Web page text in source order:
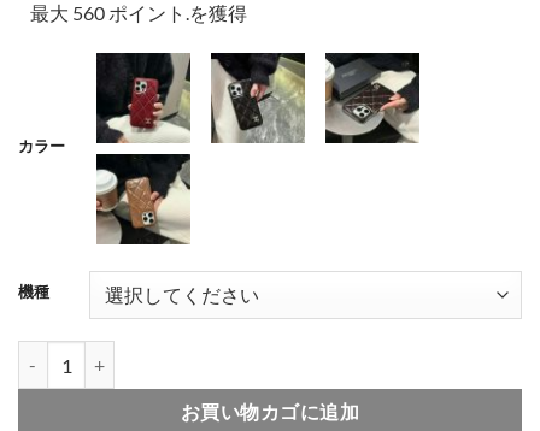
最大 560 ポイント.を獲得
カラー
001
004
機種
お買い物カゴに追加